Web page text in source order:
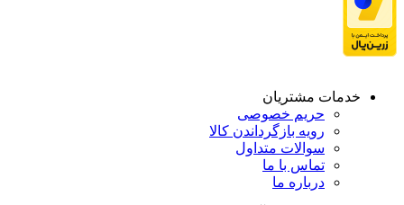
خدمات مشتریان
حریم خصوصی
رویه بازگرداندن کالا
سوالات متداول
تماس با ما
درباره ما